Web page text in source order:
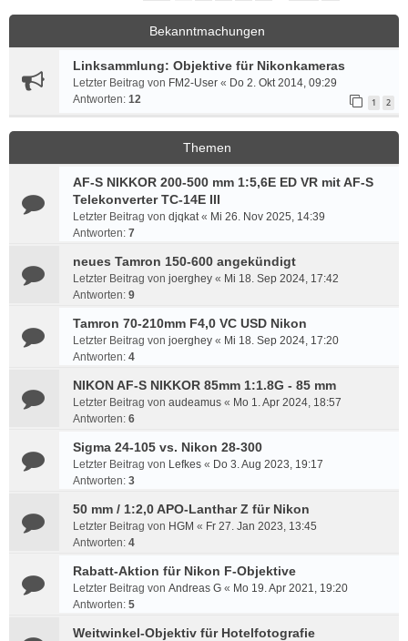
Bekanntmachungen
Linksammlung: Objektive für Nikonkameras
Letzter Beitrag von FM2-User « Do 2. Okt 2014, 09:29
Antworten: 12 1 2
Themen
AF-S NIKKOR 200-500 mm 1:5,6E ED VR mit AF-S
Telekonverter TC-14E III
Letzter Beitrag von djqkat« Mi 26. Nov 2025, 14:39
Antworten: 7
neues Tamron 150-600 angekündigt
Letzter Beitrag von joerghey « Mi 18. Sep 2024, 17:42
Antworten: 9
Tamron 70-210mm F4,0 VC USD Nikon
Letzter Beitrag von joerghey « Mi 18. Sep 2024, 17:20
Antworten: 4
NIKON AF-S NIKKOR 85mm 1:1.8G - 85 mm
Letzter Beitrag von audeamus « Mo 1. Apr 2024, 18:57
Antworten: 6
Sigma 24-105 vs. Nikon 28-300
Letzter Beitrag von Lefkes « Do 3. Aug 2023, 19:17
Antworten: 3
50 mm / 1:2,0 APO-Lanthar Z für Nikon
Letzter Beitrag von HGM « Fr 27. Jan 2023, 13:45
Antworten: 4
Rabatt-Aktion für Nikon F-Objektive
Letzter Beitrag von Andreas G « Mo 19. Apr 2021, 19:20
Antworten: 5
Weitwinkel-Objektiv für Hotelfotografie